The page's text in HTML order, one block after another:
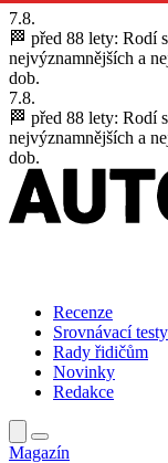
7.8.
🏁 před 88 lety: Rodí
nejvýznamnějších a
dob.
7.8.
🏁 před 88 lety: Rodí
nejvýznamnějších a
dob.
Recenze
Srovnávací testy
Rady řidičům
Novinky
Redakce
Magazín